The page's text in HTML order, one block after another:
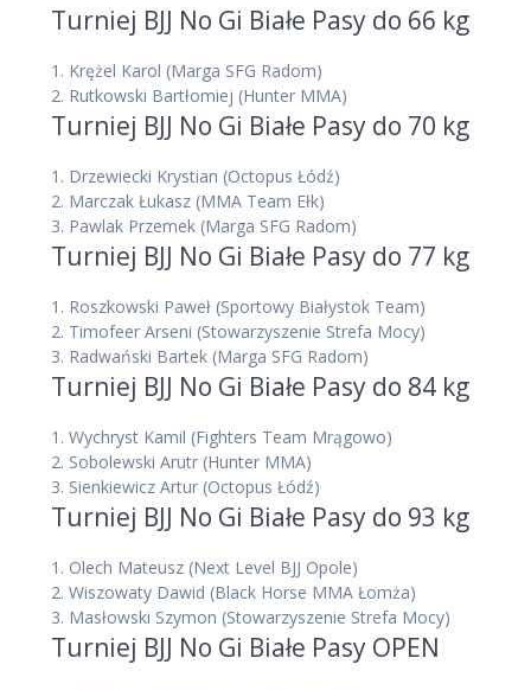
Turniej BJJ No Gi Białe Pasy do 66 kg
1. Krężel Karol (Marga SFG Radom)
2. Rutkowski Bartłomiej (Hunter MMA)
Turniej BJJ No Gi Białe Pasy do 70 kg
1. Drzewiecki Krystian (Octopus Łódź)
2. Marczak Łukasz (MMA Team Ełk)
3. Pawlak Przemek (Marga SFG Radom)
Turniej BJJ No Gi Białe Pasy do 77 kg
1. Roszkowski Paweł (Sportowy Białystok Team)
2. Timofeer Arseni (Stowarzyszenie Strefa Mocy)
3. Radwański Bartek (Marga SFG Radom)
Turniej BJJ No Gi Białe Pasy do 84 kg
1. Wychryst Kamil (Fighters Team Mrągowo)
2. Sobolewski Arutr (Hunter MMA)
3. Sienkiewicz Artur (Octopus Łódź)
Turniej BJJ No Gi Białe Pasy do 93 kg
1. Olech Mateusz (Next Level BJJ Opole)
2. Wiszowaty Dawid (Black Horse MMA Łomża)
3. Masłowski Szymon (Stowarzyszenie Strefa Mocy)
Turniej BJJ No Gi Białe Pasy OPEN